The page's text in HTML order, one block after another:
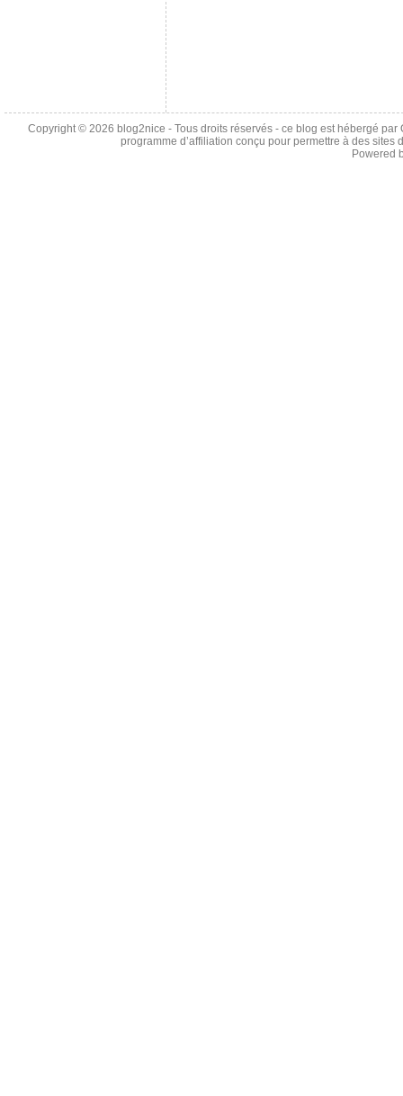
Copyright © 2026 blog2nice - Tous droits réservés - ce blog est hébergé
programme d’affiliation conçu pour permettre à des
Powered